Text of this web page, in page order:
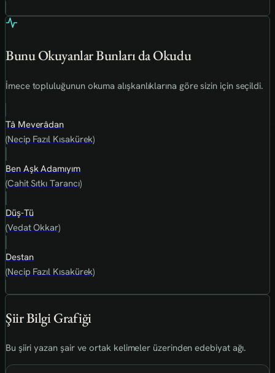
Bunu Okuyanlar Bunları da Okudu
İmece topluluğunun okuma alışkanlıklarına göre sizin için seçildi.
Tâ Meverâdan
(Necip Fazıl Kısakürek)
Ben Aşk Adamıyım
(Cahit Sıtkı Tarancı)
Düş-Tü
(Vedat Okkar)
Destan
(Necip Fazıl Kısakürek)
Şiir Bilgi Grafiği
Bu şiiri yazan şair ve ortak kelimeler üzerinden edebiyat ağı.